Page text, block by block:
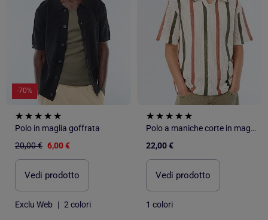
-70%
Polo in maglia goffrata
20,00 € 6,00 €
Vedi prodotto
Exclu Web | 2 colori
Polo a maniche corte in maglia traforata
22,00 €
Vedi prodotto
1 colori